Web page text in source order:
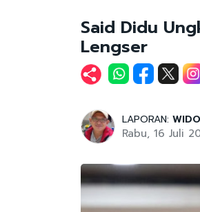
Said Didu
Lengser
LAPORAN:
Rabu, 16 Juli